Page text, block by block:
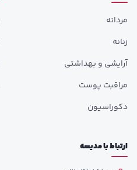
مردانه
زنانه
آرایشی و بهداشتی
مراقبت پوست
دکوراسیون
ارتباط با مدیسه